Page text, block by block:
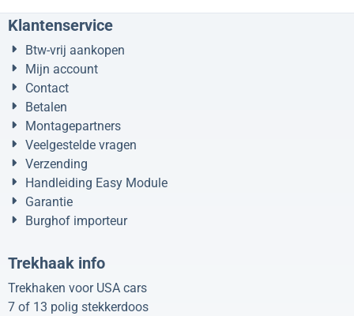
Klantenservice
Btw-vrij aankopen
Mijn account
Contact
Betalen
Montagepartners
Veelgestelde vragen
Verzending
Handleiding Easy Module
Garantie
Burghof importeur
Trekhaak info
Trekhaken voor USA cars
7 of 13 polig stekkerdoos